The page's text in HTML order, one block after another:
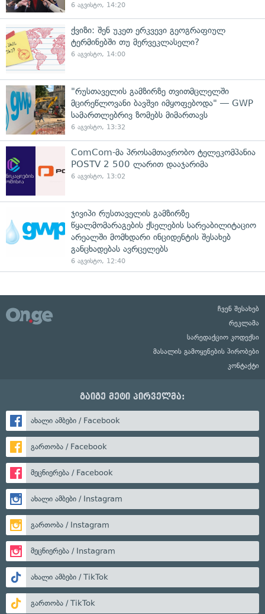
6 აგვისტო, 14:20
ქვიზი: შენ უკეთ ერკვევი გეოგრაფიულ
ტერმინებში თუ მერვეკლასელი?
6 აგვისტო, 14:00
"რუსთაველის გამზირზე თვითმცლელში
მცირეწლოვანი ბავშვი იმყოფებოდა" — GWP
სამართლებრივ ზომებს მიმართავს
6 აგვისტო, 13:32
ComCom-მა პროსამთავრობო ტელეკომპანია
POSTV 2 500 ლარით დააჯარიმა
6 აგვისტო, 13:02
ჯივიპი რუსთაველის გამზირზე
წყალმომარაგების ქსელების სარეაბილიტაციო
არეალში მომხდარი ინციდენტის შესახებ
განცხადებას ავრცელებს
6 აგვისტო, 12:40
ჩვენ შესახებ
რეკლამა
სარედაქციო კოდექსი
მასალის გამოყენების პირობები
კონტაქტი
გაიგე მეტი პირველმა:
ახალი ამბები / Facebook
გართობა / Facebook
მეცნიერება / Facebook
ახალი ამბები / Instagram
გართობა / Instagram
მეცნიერება / Instagram
ახალი ამბები / TikTok
გართობა / TikTok